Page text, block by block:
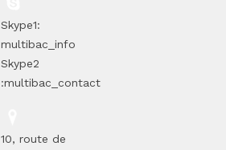
Skype1:
multibac_info
Skype2
:multibac_contact
10, route de